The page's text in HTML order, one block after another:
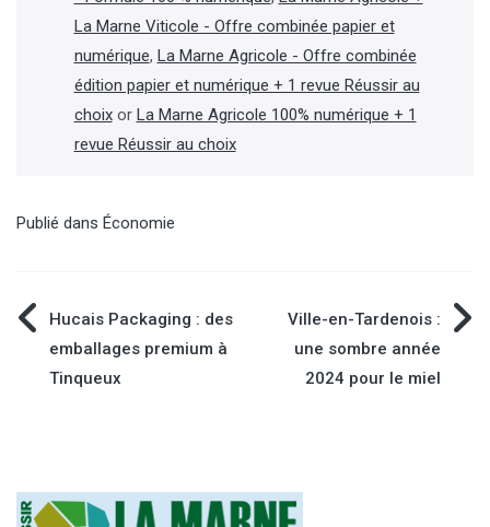
La Marne Viticole - Offre combinée papier et
numérique, La Marne Agricole - Offre combinée
édition papier et numérique + 1 revue Réussir au
choixor La Marne Agricole 100% numérique + 1
revue Réussir au choix
Publié dans Économie
Navigation
de
Hucais Packaging : des
emballages premium à
Tinqueux
Ville-en-Tardenois :
une sombre année
2024 pour le miel